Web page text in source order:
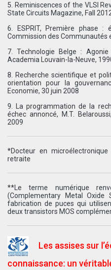
5. Reminiscences of the VLSI
State Circuits Magazine, Fall
6. ESPRIT, Première phase :
Commission des Communautés
7. Technologie Belge :
Academia Louvain-la-Neuve,
8. Recherche scientifique et
orientation pour la
Economie, 30 juin 2008
9. La programmation de la
échec annoncé, M.T.
2009
*Docteur en
retraite
**Le terme numérique
(Complementary Metal Oxide
fabrication de puces qui
deux transistors MOS
Les assises sur
connaissance: un